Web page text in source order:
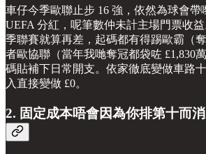
車仔今季歐聯止步 16 強，依然為球會帶
UEFA 分紅，呢筆數仲未計主場門票收
季聯賽就算再差，起碼都有得踢歐霸（
者歐協聯（當年我哋奪冠都袋咗 £1,830
碼貼補下日常開支。依家徹底變做車路
入直接變做 £0。
2. 固定成本唔會因為你排第十而